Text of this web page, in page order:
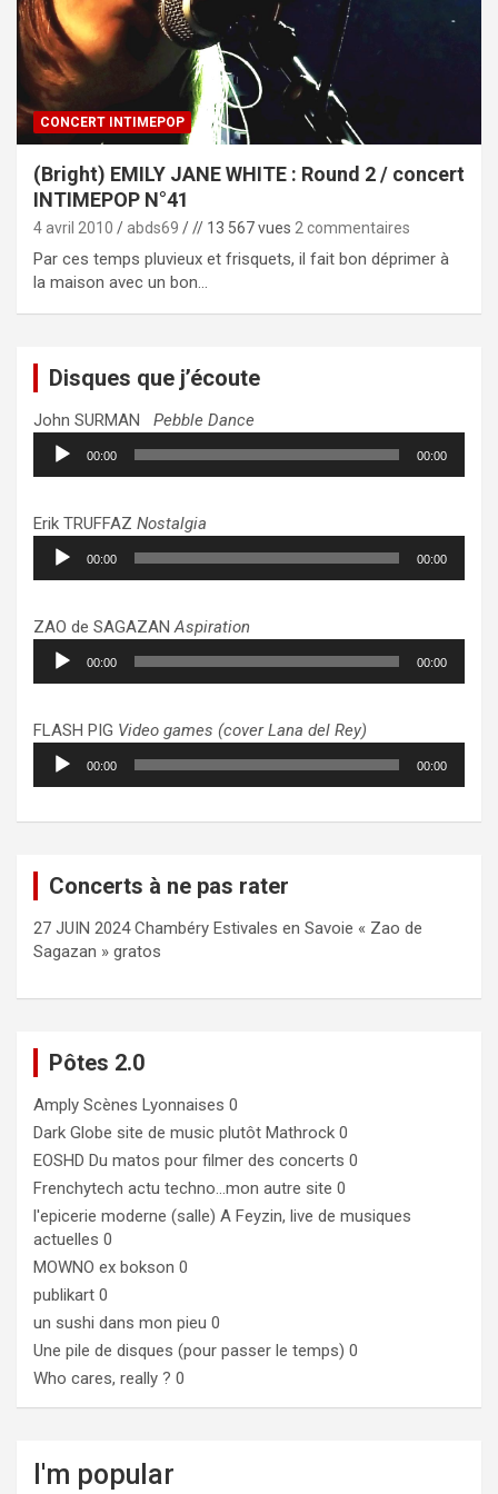
CONCERT INTIMEPOP
(Bright) EMILY JANE WHITE : Round 2 / concert
INTIMEPOP N°41
4 avril 2010 abds69 // 13 567 vues 2 commentaires
Par ces temps pluvieux et frisquets, il fait bon déprimer à
la maison avec un bon…
Disques que j’écoute
John SURMAN Pebble Dance
Lecteur
audio
00:00 00:00
Erik TRUFFAZ Nostalgia
Lecteur
audio
00:00 00:00
ZAO de SAGAZANAspiration
Lecteur
audio
00:00 00:00
FLASH PIG Video games (cover Lana del Rey)
Lecteur
audio
00:00 00:00
Concerts à ne pas rater
27 JUIN 2024 Chambéry Estivales en Savoie « Zao de
Sagazan » gratos
Pôtes 2.0
Amply Scènes Lyonnaises 0
Dark Globe site de music plutôt Mathrock 0
EOSHD Du matos pour filmer des concerts 0
Frenchytech actu techno…mon autre site 0
l'epicerie moderne (salle) A Feyzin, live de musiques
actuelles 0
MOWNO ex bokson 0
publikart 0
un sushi dans mon pieu 0
Une pile de disques (pour passer le temps) 0
Who cares, really ? 0
I'm popular